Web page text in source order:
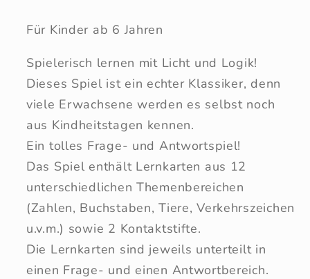
Electric
Electric
Für Kinder ab 6 Jahren
Spielerisch lernen mit Licht und Logik!
Dieses Spiel ist ein echter Klassiker, denn
viele Erwachsene werden es selbst noch
aus Kindheitstagen kennen.
Ein tolles Frage- und Antwortspiel!
Das Spiel enthält Lernkarten aus 12
unterschiedlichen Themenbereichen
(Zahlen, Buchstaben, Tiere, Verkehrszeichen
u.v.m.) sowie 2 Kontaktstifte.
Die Lernkarten sind jeweils unterteilt in
einen Frage- und einen Antwortbereich.